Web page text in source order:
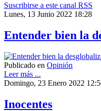
Suscribirse a este canal RSS
Lunes, 13 Junio 2022 18:28
Entender bien la
Publicado en Opinión
Leer más ...
Domingo, 23 Enero 2022
Inocentes